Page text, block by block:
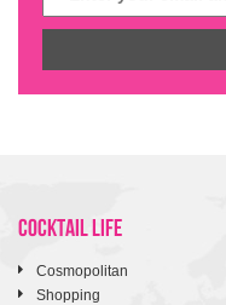
COCKTAIL LIFE
Cosmopolitan
Shopping